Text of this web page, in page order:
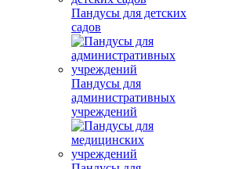
Пандусы для детских
садов
Пандусы для
административных
учреждений